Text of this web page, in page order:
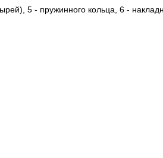
5 - пружинного кольца, 6 -